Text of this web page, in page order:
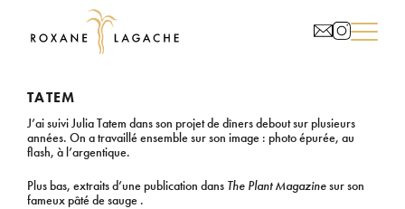
TATEM
J’ai suivi Julia Tatem dans son projet de dîners debout sur plusieurs
années. On a travaillé ensemble sur son image : photo épurée, au
flash, à l’argentique.
Plus bas, extraits d’une publication dans The Plant Magazinesur son
fameux pâté de sauge .